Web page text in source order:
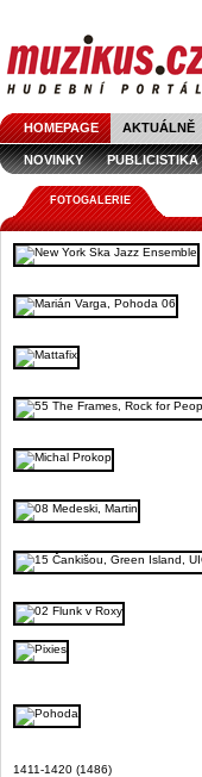
HOMEPAGE AKTUÁLNĚ
NOVINKY PUBLICISTIKA
FOTOGALERIE
1411-1420 (1486)